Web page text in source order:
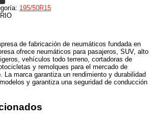
195/50R15
de fabricación de neumáticos fundada en
ofrece neumáticos para pasajeros, SUV, alto
vehículos todo terreno, cortadoras de
y remolques para el mercado de
La marca garantiza un rendimiento y durabilidad
y garantiza una seguridad de conducción